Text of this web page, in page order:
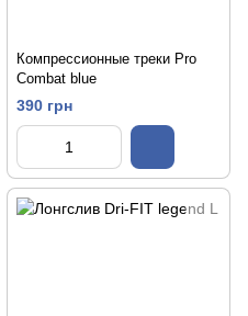
Компрессионные треки Pro
Combat blue
390 грн